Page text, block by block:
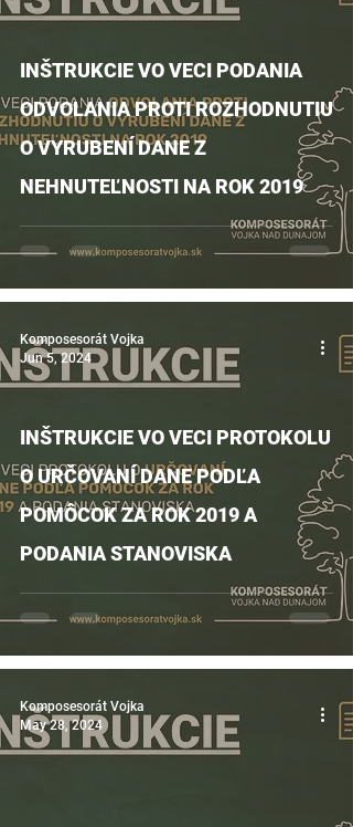
INŠTRUKCIE VO VECI PODANIA
ODVOLANIA PROTI ROZHODNUTIU
O VYRUBENÍ DANE Z
NEHNUTEĽNOSTI NA ROK 2019
INŠTRUKCIE VO VECI PROTOKOLU
O URČOVANÍ DANE PODĽA
POMÔCOK ZA ROK 2019 A
PODANIA STANOVISKA
Komposesorát Vojka
Jun 5, 2024
Komposesorát Vojka
May 28, 2024